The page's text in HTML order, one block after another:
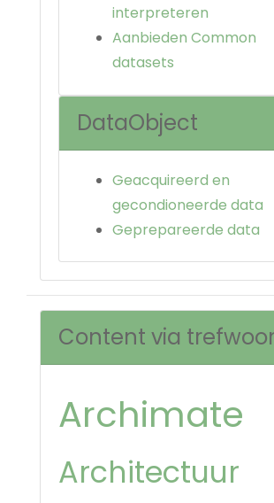
interpreteren
Aanbieden Common
datasets
DataObject
Geacquireerd en
gecondioneerde data
Geprepareerde data
Content via
Archimate
Architectuur